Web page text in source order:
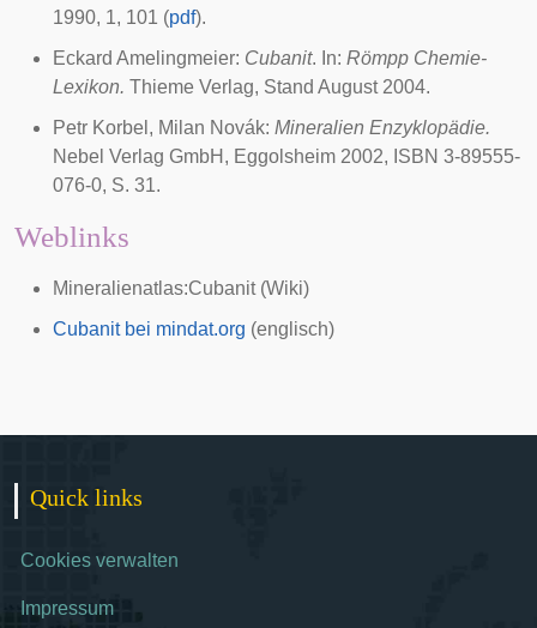
1990, 1, 101 (pdf).
Eckard Amelingmeier: Cubanit. In: Römpp Chemie-
Lexikon. Thieme Verlag, Stand August 2004.
Petr Korbel, Milan Novák: Mineralien Enzyklopädie.
Nebel Verlag GmbH, Eggolsheim 2002, ISBN 3-89555-
076-0, S. 31.
Weblinks
Mineralienatlas:Cubanit(Wiki)
Cubanit bei mindat.org (englisch)
Quick links
Cookies verwalten
Impressum